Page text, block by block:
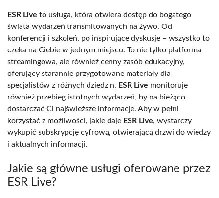
ESR Live to usługa, która otwiera dostęp do bogatego
świata wydarzeń transmitowanych na żywo. Od
konferencji i szkoleń, po inspirujące dyskusje – wszystko to
czeka na Ciebie w jednym miejscu. To nie tylko platforma
streamingowa, ale również cenny zasób edukacyjny,
oferujący starannie przygotowane materiały dla
specjalistów z różnych dziedzin. ESR Live monitoruje
również przebieg istotnych wydarzeń, by na bieżąco
dostarczać Ci najświeższe informacje. Aby w pełni
korzystać z możliwości, jakie daje ESR Live, wystarczy
wykupić subskrypcję cyfrową, otwierającą drzwi do wiedzy
i aktualnych informacji.
Jakie są główne usługi oferowane przez
ESR Live?